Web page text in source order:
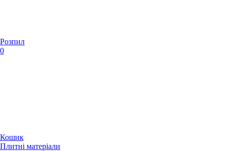
Розпил
0
Кошик
Плитні матеріали